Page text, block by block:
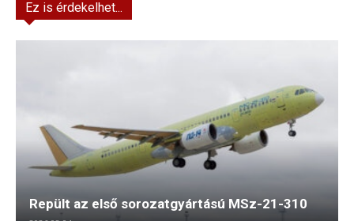
Ez is érdekelhet...
Repült az első sorozatgyártású MSz-21-310